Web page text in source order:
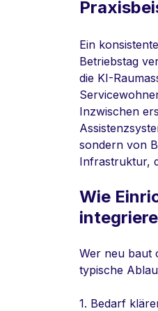
Ein
Betriebstag
die KI-
Inzwischen
sondern von
Infrastruktur,
Wie
Wer neu baut
typische
1. Bedarf